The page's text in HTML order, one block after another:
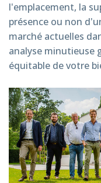
l'emplacement, la
présence ou non
marché actuelles
analyse minutieuse
équitable de votre